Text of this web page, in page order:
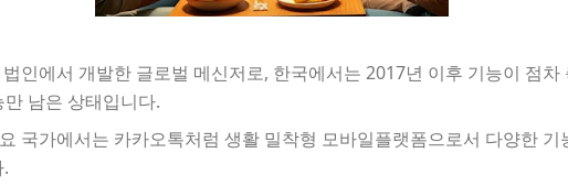
인에서 개발한 글로벌 메신저로, 한국에서는 2017년 이후 기능이 점차
남은 상태입니다.
국가에서는 카카오톡처럼 생활 밀착형 모바일플랫폼으로서 다양한 기